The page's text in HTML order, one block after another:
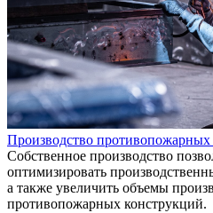
Производство противопожарных
Собственное производство
оптимизировать
а также увеличить объемы
противопожарных конструкций.